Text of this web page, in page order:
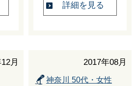
詳細を見る
月 2017年08月
神奈川 50代・女性